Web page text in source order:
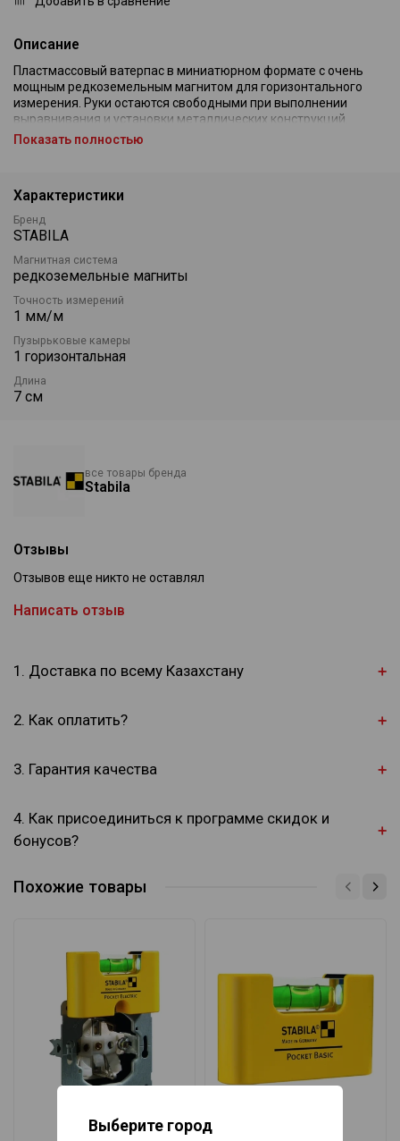
Выберите город
Описание
Пластмассовый ватерпас в миниатюрном формате с очень
мощным редкоземельным магнитом для горизонтального
измерения. Руки остаются свободными при выполнении
выравнивания и установки металлических конструкций.
Нижняя измерительная поверхность. 1 горизонтальный
Показать полностью
Характеристики
Бренд
STABILA
Магнитная система
редкоземельные магниты
Точность измерений
1 мм/м
Пузырьковые камеры
1 горизонтальная
Длина
7 см
все товары бренда
Stabila
Отзывы
Отзывов еще никто не оставлял
Написать отзыв
1. Доставка по всему Казахстану
2. Как оплатить?
3. Гарантия качества
4. Как присоединиться к программе скидок и
бонусов?
Похожие товары